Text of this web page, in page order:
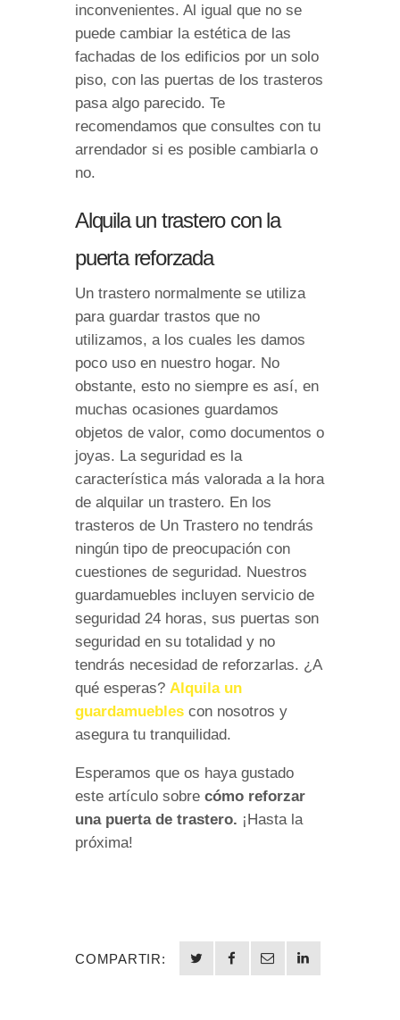
inconvenientes. Al igual que no se
puede cambiar la estética de las
fachadas de los edificios por un solo
piso, con las puertas de los trasteros
pasa algo parecido. Te
recomendamos que consultes con tu
arrendador si es posible cambiarla o
no.
Alquila un trastero con la
puerta reforzada
Un trastero normalmente se utiliza
para guardar trastos que no
utilizamos, a los cuales les damos
poco uso en nuestro hogar. No
obstante, esto no siempre es así, en
muchas ocasiones guardamos
objetos de valor, como documentos o
joyas. La seguridad es la
característica más valorada a la hora
de alquilar un trastero. En los
trasteros de Un Trastero no tendrás
ningún tipo de preocupación con
cuestiones de seguridad. Nuestros
guardamuebles incluyen servicio de
seguridad 24 horas, sus puertas son
seguridad en su totalidad y no
tendrás necesidad de reforzarlas. ¿A
qué esperas? Alquila un
guardamuebles con nosotros y
asegura tu tranquilidad.
Esperamos que os haya gustado
este artículo sobre cómo reforzar
una puerta de trastero. ¡Hasta la
próxima!
COMPARTIR: